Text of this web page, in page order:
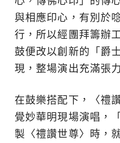
與相應印心，有別於
行，所以經團拜籌辦
鼓便改以創新的「爵
現，整場演出充滿張
在鼓樂搭配下，〈禮
覺妙華明現場演唱，
製〈禮讚世尊〉時，